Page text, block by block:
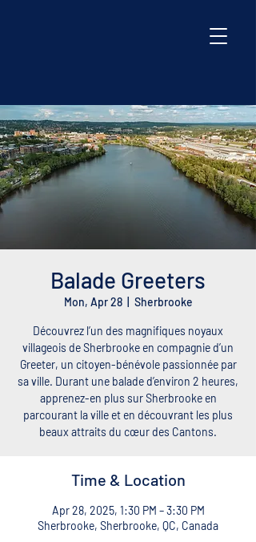
Balade Greeters
Mon, Apr 28
  |
Sherbrooke
Découvrez l’un des magnifiques noyaux
villageois de Sherbrooke en compagnie d’un
Greeter, un citoyen-bénévole passionnée par
sa ville. Durant une balade d’environ 2 heures,
apprenez-en plus sur Sherbrooke en
parcourant la ville et en découvrant les plus
beaux attraits du cœur des Cantons.
Time & Location
Apr 28, 2025, 1:30 PM – 3:30 PM
Sherbrooke, Sherbrooke, QC, Canada